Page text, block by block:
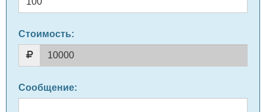
Стоимость:
Сообщение: